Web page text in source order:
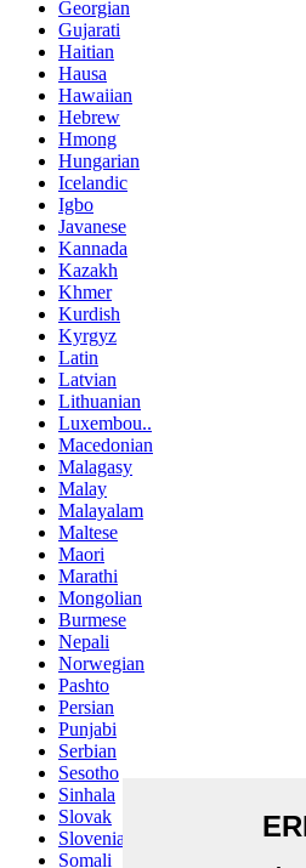
Georgian
Gujarati
Haitian
Hausa
Hawaiian
Hebrew
Hmong
Hungarian
Icelandic
Igbo
Javanese
Kannada
Kazakh
Khmer
Kurdish
Kyrgyz
Latin
Latvian
Lithuanian
Luxembou..
Macedonian
Malagasy
Malay
Malayalam
Maltese
Maori
Marathi
Mongolian
Burmese
Nepali
Norwegian
Pashto
Persian
Punjabi
Serbian
Sesotho
Sinhala
Slovak
Slovenian
Somali